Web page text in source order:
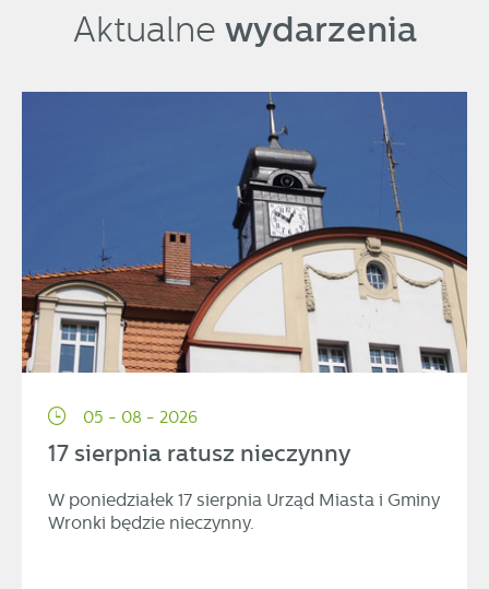
Aktualne wydarzenia
05 - 08 - 2026
17 sierpnia ratusz nieczynny
W poniedziałek 17 sierpnia Urząd Miasta i Gminy
Wronki będzie nieczynny.
Twoich zwyczajów dotyczących przeglądanej witryny
internetowej. Treści promocyjne mogą pojawić się na
partnerami oraz innych dostawców usług. Firmy te działają
w charakterze pośredników prezentujących nasze treści w
postaci wiadomości, ofert, komunikatów mediów